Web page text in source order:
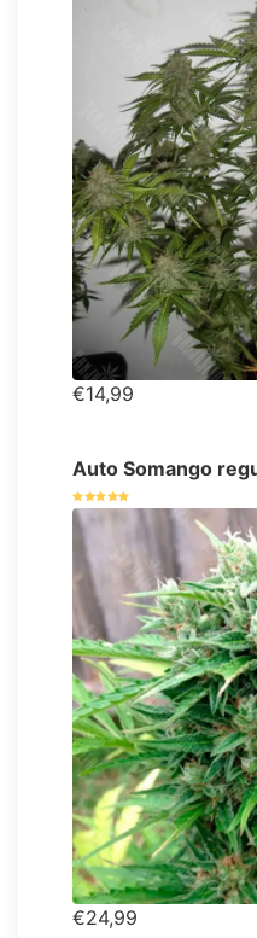
€14,99
Auto Somango
€24,99